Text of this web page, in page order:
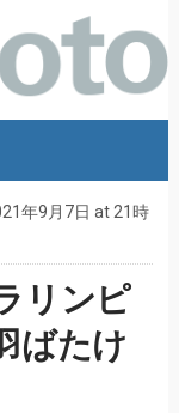
年9月7日 at 21時
リンピ
ばたけ